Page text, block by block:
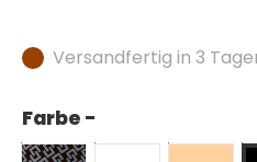
Versandfertig in 3
Farbe -